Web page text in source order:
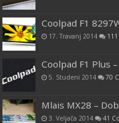
Coolpad F1
17. Travanj 2014
Coolpad F1 Plus
5. Studeni 2014 70
Mlais MX28 –
3. Veljača 2014 41